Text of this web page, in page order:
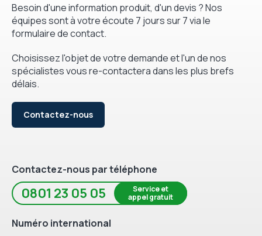
Besoin d'une information produit, d'un devis ? Nos
équipes sont à votre écoute 7 jours sur 7 via le
formulaire de contact.
Choisissez l'objet de votre demande et l'un de nos
spécialistes vous re-contactera dans les plus brefs
délais.
Contactez-nous
Contactez-nous par téléphone
0801 23 05 05
Service et
appel gratuit
Numéro international